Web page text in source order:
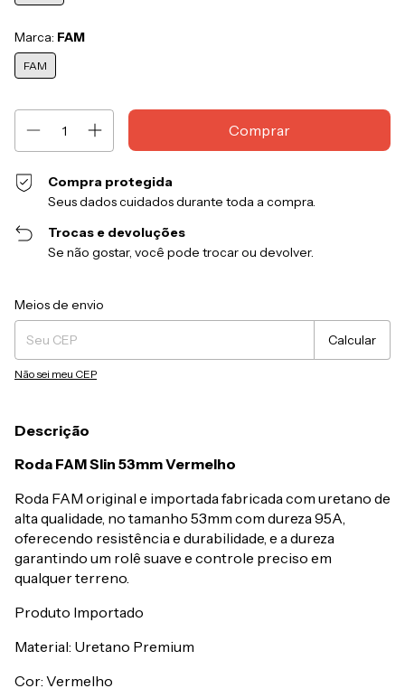
Marca: FAM
FAM
Compra protegida
Seus dados cuidados durante toda a compra.
Trocas e devoluções
Se não gostar, você pode trocar ou devolver.
Entregas para o CEP:
Meios de envio
Calcular
Não sei meu CEP
Descrição
Roda FAM Slin 53mm Vermelho
Roda FAM original e importada fabricada com uretano de
alta qualidade, no tamanho 53mm com dureza 95A,
oferecendo resistência e durabilidade, e a dureza
garantindo um rolê suave e controle preciso em
qualquer terreno.
Produto Importado
Material: Uretano Premium
Cor: Vermelho